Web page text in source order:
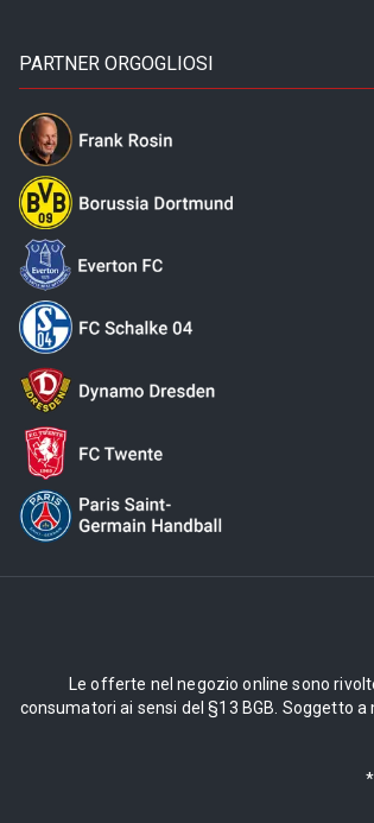
PARTNER ORGOGLIOSI
Le offerte nel negozio online sono
consumatori ai sensi del §13 BGB. Soggetto